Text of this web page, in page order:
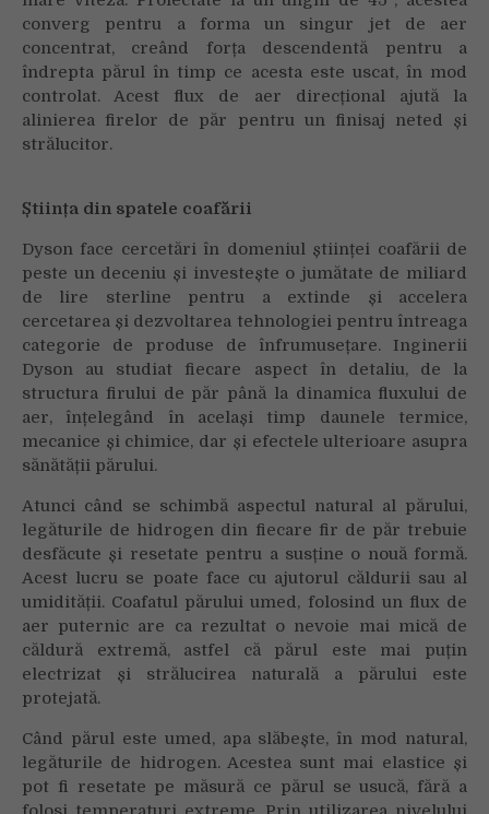
converg pentru a forma un singur jet de aer
concentrat, creând forța descendentă pentru a
îndrepta părul în timp ce acesta este uscat, în mod
controlat. Acest flux de aer direcțional ajută la
alinierea firelor de păr pentru un finisaj neted și
strălucitor.
Știința din spatele coafării
Dyson face cercetări în domeniul științei coafării de
peste un deceniu și investește o jumătate de miliard
de lire sterline pentru a extinde și accelera
cercetarea și dezvoltarea tehnologiei pentru întreaga
categorie de produse de înfrumusețare. Inginerii
Dyson au studiat fiecare aspect în detaliu, de la
structura firului de păr până la dinamica fluxului de
aer, înțelegând în același timp daunele termice,
mecanice și chimice, dar și efectele ulterioare asupra
sănătății părului.
Atunci când se schimbă aspectul natural al părului,
legăturile de hidrogen din fiecare fir de păr trebuie
desfăcute și resetate pentru a susține o nouă formă.
Acest lucru se poate face cu ajutorul căldurii sau al
umidității. Coafatul părului umed, folosind un flux de
aer puternic are ca rezultat o nevoie mai mică de
căldură extremă, astfel că părul este mai puțin
electrizat și strălucirea naturală a părului este
protejată.
Când părul este umed, apa slăbește, în mod natural,
legăturile de hidrogen. Acestea sunt mai elastice și
pot fi resetate pe măsură ce părul se usucă, fără a